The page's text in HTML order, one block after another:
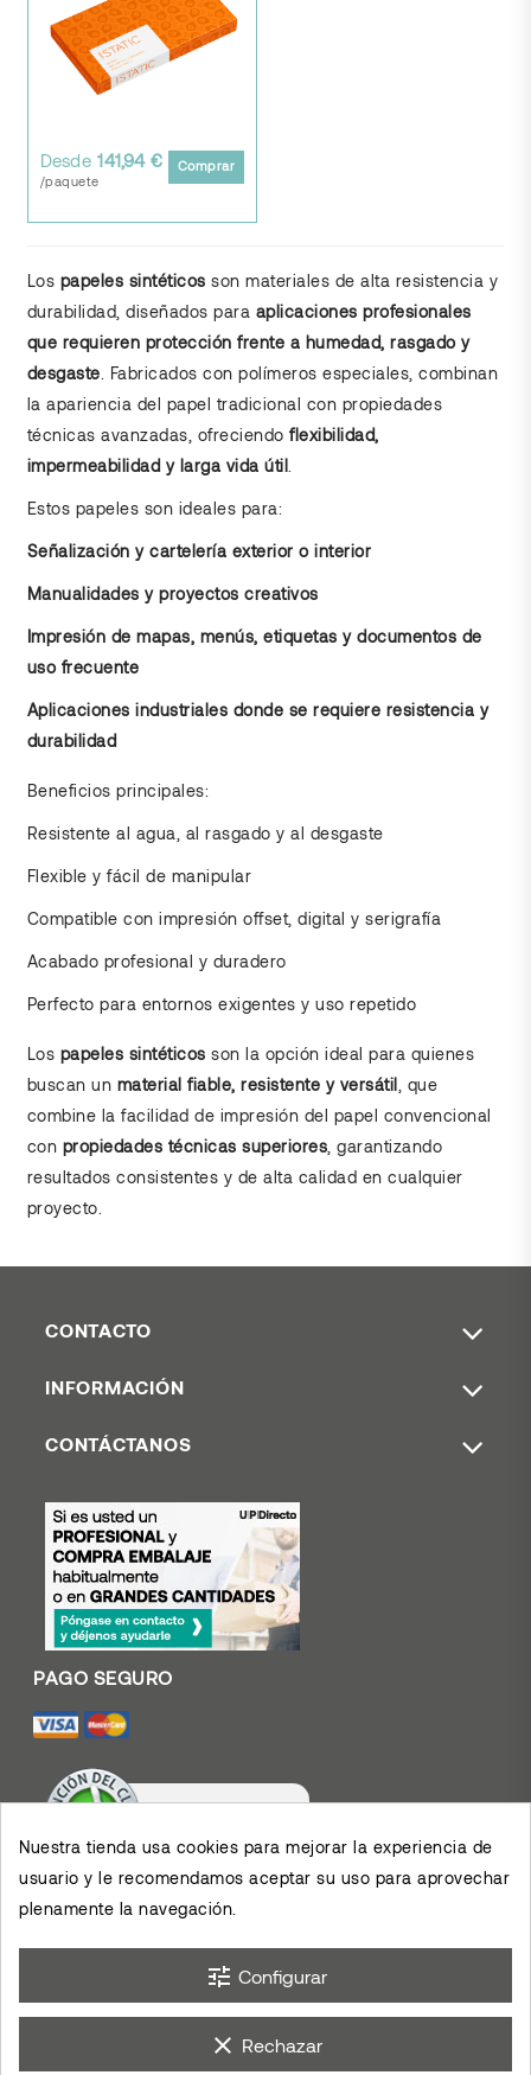
Desde 141,94 €
/paquete
Comprar
Los papeles sintéticos son materiales de alta resistencia y
durabilidad, diseñados para aplicaciones profesionales
que requieren protección frente a humedad, rasgado y
desgaste . Fabricados con polímeros especiales, combinan
la apariencia del papel tradicional con propiedades
técnicas avanzadas, ofreciendoflexibilidad,
impermeabilidad y larga vida útil
Estos papeles son ideales para:
Señalización y cartelería exterior o interior
Manualidades y proyectos creativos
Impresión de mapas, menús, etiquetas y documentos de
uso frecuente
Aplicaciones industriales donde se requiere resistencia y
durabilidad
Beneficios principales:
Resistente al agua, al rasgado y al desgaste
Flexible y fácil de manipular
Compatible con impresión offset, digital y serigrafía
Acabado profesional y duradero
Perfecto para entornos exigentes y uso repetido
Los papeles sintéticos son la opción ideal para quienes
buscan un material fiable, resistente y versátil , que
combine la facilidad de impresión del papel convencional
con propiedades técnicas superiores , garantizando
resultados consistentes y de alta calidad en cualquier
proyecto.
CONTACTO
INFORMACIÓN
CONTÁCTANOS
×
Valoración De Clientes
Muy contento con el
agradezco su eficiencia.
Opinión De Clientes
Nuestra tienda usa cookies para mejorar la experiencia de
usuario y le recomendamos aceptar su uso para aprovechar
plenamente la navegación.
tune Configurar
clear Rechazar